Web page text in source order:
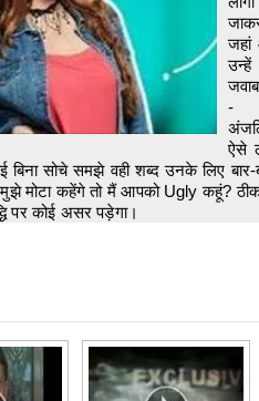
जहां
-
ऐसे
बिना सोचे समझे वही शब्द उनके लिए
मोटा कहेंगे तो मैं आपको Ugly कहूं?
पर कोई असर पड़ेगा।